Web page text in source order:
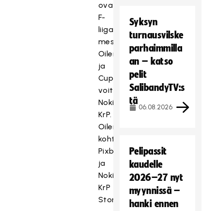
ovat
F-
liigan
mestari
Oilers
ja
Cup-
voittaja
Nokian
KrP.
Oilers
kohtaa
Pixbon
ja
Nokian
KrP
Storvretan.
Syksyn
turnausvilske
parhaimmilla
an – katso
pelit
SalibandyTV:s
tä
06.08.2026
Pelipassit
kaudelle
2026–27 nyt
myynnissä –
hanki ennen